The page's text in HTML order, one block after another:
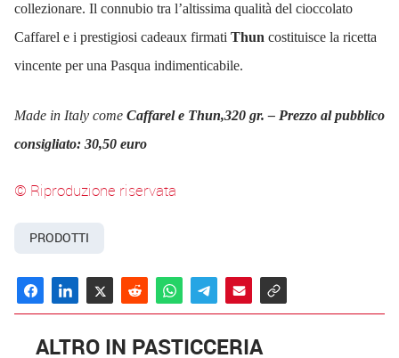
collezionare. Il connubio tra l’altissima qualità del cioccolato
Caffarel e i prestigiosi cadeaux firmati Thun costituisce la ricetta
vincente per una Pasqua indimenticabile.
Made in Italy come Caffarel e Thun,320 gr. – Prezzo al pubblico
consigliato: 30,50 euro
© Riproduzione riservata
PRODOTTI
ALTRO IN PASTICCERIA